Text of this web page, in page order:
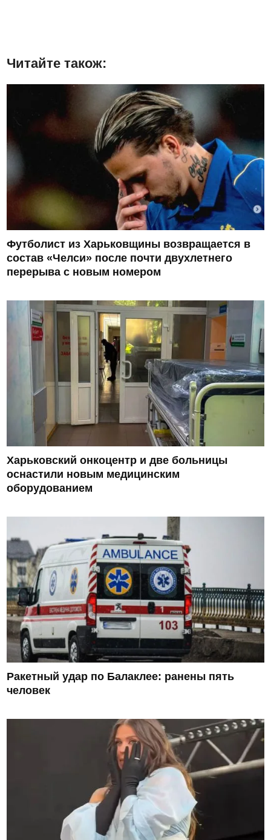
Читайте також:
Футболист из Харьковщины возвращается в
состав «Челси» после почти двухлетнего
перерыва с новым номером
Харьковский онкоцентр и две больницы
оснастили новым медицинским
оборудованием
Ракетный удар по Балаклее: ранены пять
человек